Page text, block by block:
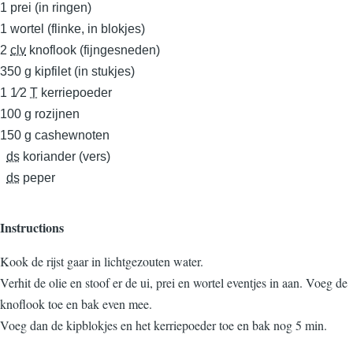
1 prei (in ringen)
1 wortel (flinke, in blokjes)
2 clv knoflook (fijngesneden)
350 g kipfilet (in stukjes)
1 1⁄2 T kerriepoeder
100 g rozijnen
150 g cashewnoten
ds koriander (vers)
ds peper
Instructions
Kook de rijst gaar in lichtgezouten water.
Verhit de olie en stoof er de ui, prei en wortel eventjes in aan. Voeg de
knoflook toe en bak even mee.
Voeg dan de kipblokjes en het kerriepoeder toe en bak nog 5 min.